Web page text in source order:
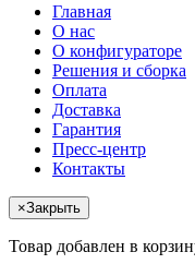
Главная
О нас
О конфигураторе
Решения и сборка
Оплата
Доставка
Гарантия
Пресс-центр
Контакты
×Закрыть
Товар добавлен в